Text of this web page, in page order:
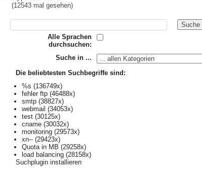
(12543 mal gesehen)
Alle Sprachen
durchsuchen:
Suche in ...
Die beliebtesten Suchbegriffe sind:
%s (136749x)
fehler ftp (46488x)
smtp (38827x)
webmail (34053x)
test (30125x)
cname (30032x)
monitoring (29573x)
xn-- (29423x)
Quota in MB (29258x)
load balancing (28158x)
Suchplugin installieren